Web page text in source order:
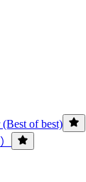
of best)